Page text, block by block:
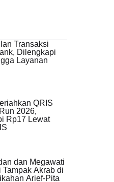
Transaksi
Dilengkapi
Layanan
QRIS
2026,
Rp17 Lewat
dan Megawati
Tampak Akrab di
Arief-Pita